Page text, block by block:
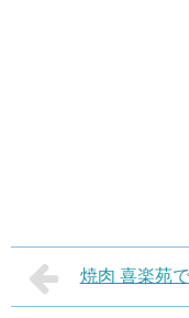
焼肉 喜楽苑